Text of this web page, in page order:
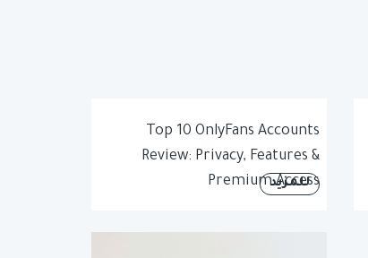
Top 10 OnlyFans Accounts
Review: Privacy, Features &
Premium Access
للمزيد